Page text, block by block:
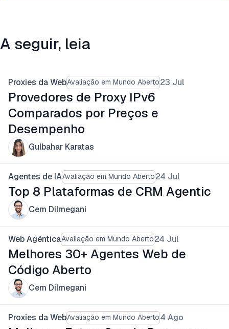
A seguir, leia
Proxies da WebAvaliação em Mundo Aberto23 Jul
Provedores de Proxy IPv6
Comparados por Preços e
Desempenho
Gulbahar Karatas
Agentes de IAAvaliação em Mundo Aberto24 Jul
Top 8 Plataformas de CRM Agentic
Cem Dilmegani
Web AgênticaAvaliação em Mundo Aberto24 Jul
Melhores 30+ Agentes Web de
Código Aberto
Cem Dilmegani
Proxies da WebAvaliação em Mundo Aberto4 Ago